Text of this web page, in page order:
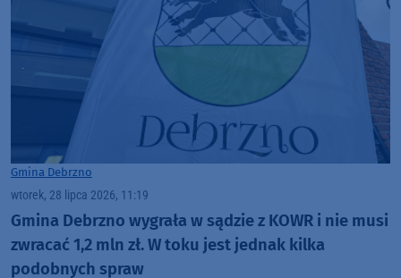
Gmina Debrzno
wtorek, 28 lipca 2026, 11:19
Gmina Debrzno wygrała w sądzie z KOWR i nie musi
zwracać 1,2 mln zł. W toku jest jednak kilka
podobnych spraw